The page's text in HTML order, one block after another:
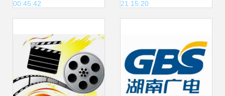
00:45:42
21:15:20